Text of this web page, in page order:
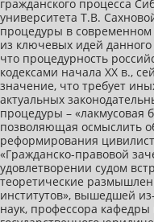
гражданского процесса
университета Т.В.
процедуры в
из ключевых идей
что процедурность
кодексами начала XX в.,
значение, что требует
актуальных
процедуры – «лакмусовая
позволяющая осмыслить
реформирования
«Гражданско-правовой
удовлетворении судом
теоретические
институтов», вышедшей
наук, профессора кафедры